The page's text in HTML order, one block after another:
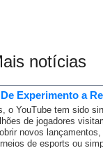
notícias
Experimento a
o YouTube tem sido
de jogadores
novos lançamentos,
de esports ou